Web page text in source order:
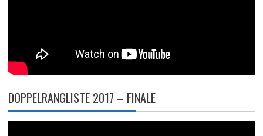
DOPPELRANGLISTE 2017 – FINALE